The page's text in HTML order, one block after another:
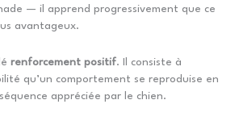
— il apprend progressivement que ce
avantageux.
renforcement positif. Il consiste à
qu’un comportement se reproduise en
appréciée par le chien.